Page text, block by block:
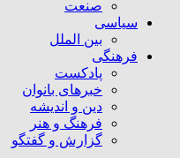
صنعت
سیاسی
بین الملل
فرهنگی
پادکست
خبرهای بانوان
دین و اندیشه
فرهنگ و هنر
گزارش و گفتگو